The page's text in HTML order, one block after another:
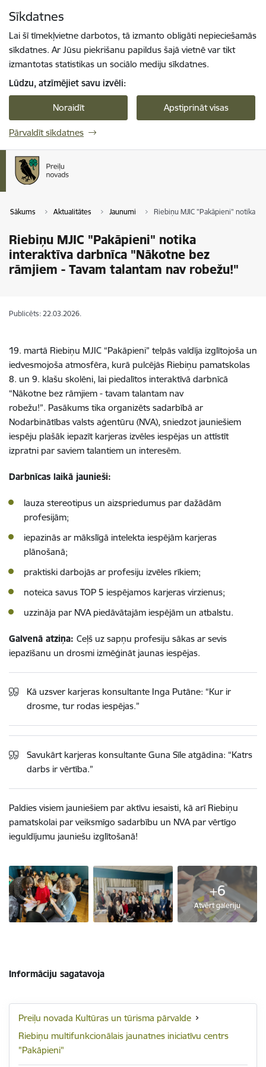
Sīkdatnes
Lai šī tīmekļvietne darbotos, tā izmanto obligāti nepieciešamās
sīkdatnes. Ar Jūsu piekrišanu papildus šajā vietnē var tikt
izmantotas statistikas un sociālo mediju sīkdatnes.
Lūdzu, atzīmējiet savu izvēli:
Noraidīt Apstiprināt visas
Pārvaldīt sīkdatnes
Sākums Aktualitātes Jaunumi Riebiņu MJIC "Pakāpieni" notika
Riebiņu MJIC "Pakāpieni" notika
interaktīva darbnīca "Nākotne bez
rāmjiem - Tavam talantam nav robežu!"
Publicēts: 22.03.2026.
19. martā Riebiņu MJIC “Pakāpieni” telpās valdīja izglītojoša un
iedvesmojoša atmosfēra, kurā pulcējās Riebiņu pamatskolas
8. un 9. klašu skolēni, lai piedalītos interaktīvā darbnīcā
“Nākotne bez rāmjiem - tavam talantam nav
robežu!”. Pasākums tika organizēts sadarbībā ar
Nodarbinātības valsts aģentūru (NVA), sniedzot jauniešiem
iespēju plašāk iepazīt karjeras izvēles iespējas un attīstīt
izpratni par saviem talantiem un interesēm.
Darbnīcas laikā jaunieši:
lauza stereotipus un aizspriedumus par dažādām
profesijām;
iepazinās ar mākslīgā intelekta iespējām karjeras
plānošanā;
praktiski darbojās ar profesiju izvēles rīkiem;
noteica savus TOP 5 iespējamos karjeras virzienus;
uzzināja par NVA piedāvātajām iespējām un atbalstu.
Galvenā atziņa: Ceļš uz sapņu profesiju sākas ar sevis
iepazīšanu un drosmi izmēģināt jaunas iespējas.
Kā uzsver karjeras konsultante Inga Putāne: “Kur ir
drosme, tur rodas iespējas.”
Savukārt karjeras konsultante Guna Sīle atgādina: “Katrs
darbs ir vērtība.”
Paldies visiem jauniešiem par aktīvu iesaisti, kā arī Riebiņu
pamatskolai par veiksmīgo sadarbību un NVA par vērtīgo
ieguldījumu jauniešu izglītošanā!
+6
Atvērt galeriju
Informāciju sagatavoja
Preiļu novada Kultūras un tūrisma pārvalde
Riebiņu multifunkcionālais jaunatnes iniciatīvu centrs
"Pakāpieni"